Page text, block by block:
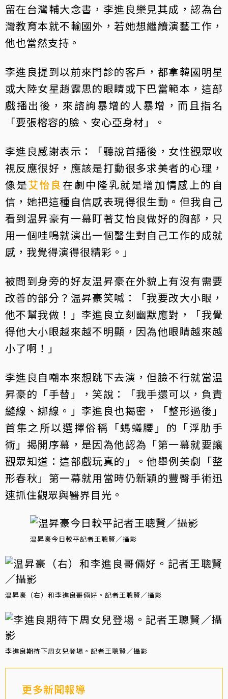
留在台灣輔大念書，李進良樂見其成，認為台
灣教育本就不輸國外，若她想繼續演藝工作，
他也當然支持。
李進良提到以前來門診的客戶，都拿韓國明星
或大陸女星趙露思的眼睛或下巴當範本，這部
戲播出後，來諮詢暴增的人暴增，而且指名
「要張榕容的臉、安心亞身材」。
李進良感謝表示：「聽說首播後，女性觀眾收
視反應很好，應該是打動很多求美者的心理，
像是艾怡良 在劇中隆乳就是增加情感上的自
信，她把這種自信感表現得很生動。但我自己
看到温昇豪有一幕盯著艾怡良做好的胸部，只
用一個哇鳴就演出一個醫生對自己工作的成就
感，我覺得演得很精彩。」
被問到身旁的好友温昇豪在外貌上有沒有需要
改善的部分？温昇豪笑喊：「我要改大小眼，
他不幫我做！」李進良立刻幽默應對，「我覺
得他大小眼越來越不明顯，因為他眼睛越來越
小了啊！」
李進良自嘲本來想跳下去演，但臉不行就當温
昇豪的「手替」，笑說：「我手還可以，負責
縫線、綁線。」李進良也揭密，「整形過後」
首集之所以選擇俗稱「螞蟻腰」的「浮肋手
術」揭開序幕，是因為他認為「第一幕就要讓
觀眾知道：這部戲玩真的」。他舉例美劇「整
形春秋」第一幕就用當時仍新穎的豐臀手術迅
速抓住觀眾與醫界目光。
温昇豪今日較平記者王聰賢／攝影
温昇豪（右）和李進良哥倆好。記者王聰賢／攝影
李進良期待下周女兒登場。記者王聰賢／攝影
更多新聞報導